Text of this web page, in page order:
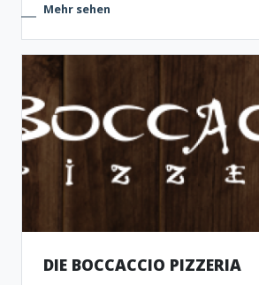
Mehr sehen
DIE BOCCACCIO PIZZERIA